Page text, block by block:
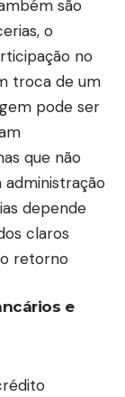
são
o
no
troca de um
pode ser
que não
depende
claros
retorno
e